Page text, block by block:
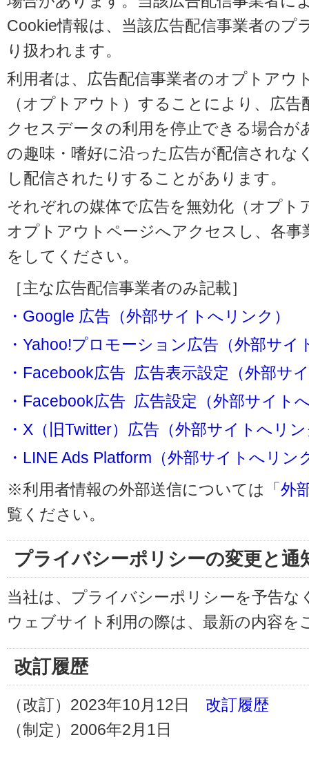
Cookie情報は、当該広告配信事業者のプ
り扱われます。
利用者は、広告配信事業者のオプトアウ
（オプトアウト）することにより、広
クセスデータの利用を停止できる場合が
の趣味・嗜好に沿った広告が配信されな
し配信されたりすることがあります。
それぞれの媒体で広告を無効化（オプト
オプトアウトページへアクセスし、各
をしてください。
［主な広告配信事業者のみ記載］
・Google 広告（外部サイトへリンク）
・Yahoo!プロモーション広告（外部サイ
・Facebook広告 広告表示設定（外部サ
・Facebook広告 広告設定（外部サイト
・X（旧Twitter）広告（外部サイトへリ
・LINE Ads Platform（外部サイトへリン
※利用者情報の外部送信については「外
覧ください。
プライバシーポリシーの変更と通
当社は、プライバシーポリシーを予告
ウェブサイト利用の際は、最新の内容を
改訂履歴
（改訂）2023年10月12日 改訂履歴
（制定）2006年2月1日